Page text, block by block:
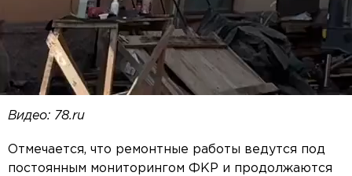
Видео: 78.ru
Отмечается, что ремонтные работы ведутся под
постоянным мониторингом ФКР и продолжаются